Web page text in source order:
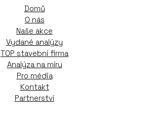
Domů
O nás
Naše akce
Vydané analýzy
TOP stavební firma
Analýza na míru
Pro média
Kontakt
Partnerství